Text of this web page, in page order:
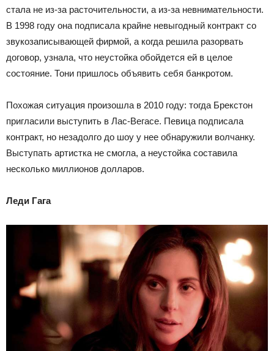
стала не из-за расточительности, а из-за невнимательности.
В 1998 году она подписала крайне невыгодный контракт со
звукозаписывающей фирмой, а когда решила разорвать
договор, узнала, что неустойка обойдется ей в целое
состояние. Тони пришлось объявить себя банкротом.
Похожая ситуация произошла в 2010 году: тогда Брекстон
пригласили выступить в Лас-Вегасе. Певица подписала
контракт, но незадолго до шоу у нее обнаружили волчанку.
Выступать артистка не смогла, а неустойка составила
несколько миллионов долларов.
Леди Гага